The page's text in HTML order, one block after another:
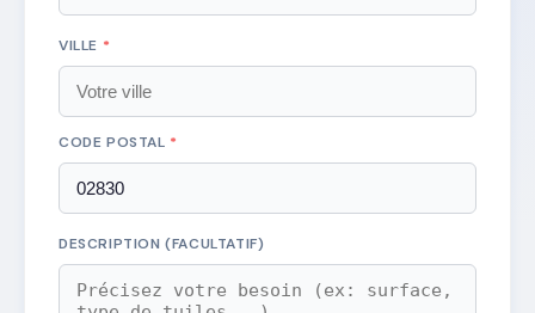
VILLE *
CODE POSTAL *
DESCRIPTION (FACULTATIF)